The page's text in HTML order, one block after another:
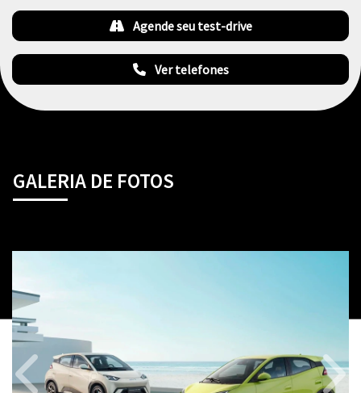
Ver telefones
Agende seu test-drive
GALERIA DE FOTOS
Anterior